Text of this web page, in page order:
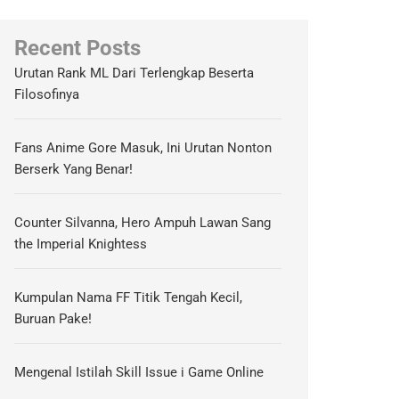
Recent Posts
Urutan Rank ML Dari Terlengkap Beserta
Filosofinya
Fans Anime Gore Masuk, Ini Urutan Nonton
Berserk Yang Benar!
Counter Silvanna, Hero Ampuh Lawan Sang
the Imperial Knightess
Kumpulan Nama FF Titik Tengah Kecil,
Buruan Pake!
Mengenal Istilah Skill Issue i Game Online